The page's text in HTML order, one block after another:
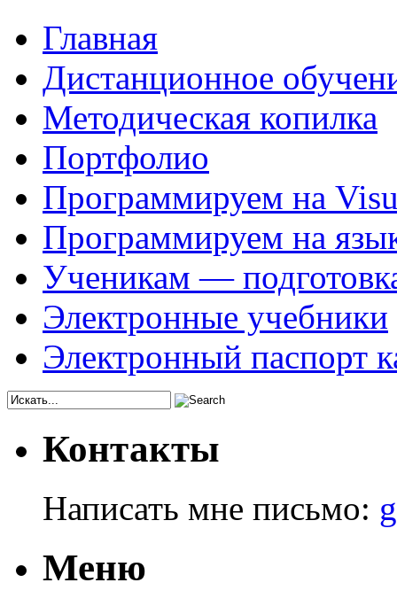
Главная
Дистанционное
Методическая копилка
Портфолио
Программируем на
Программируем на
Ученикам —
Электронные учебники
Электронный паспорт
Контакты
Написать мне письмо:
Меню